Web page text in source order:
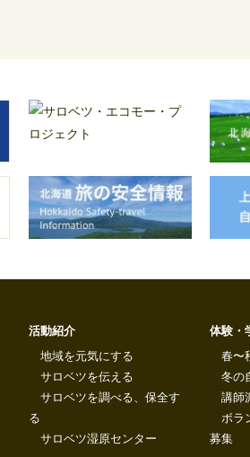
活動紹介
地域を元気にする
サロベツを伝える
サロベツを調べる、保全す
る
サロベツ湿原センター
体験・
春〜
冬の
講師
ボラ
募集